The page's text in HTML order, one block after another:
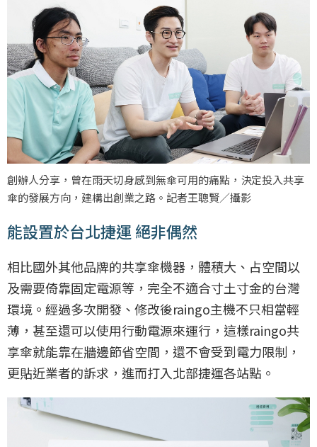
創辦人分享，曾在雨天切身感到無傘可用的痛點，決定投入共享
傘的發展方向，建構出創業之路。記者王聰賢／攝影
能設置於台北捷運 絕非偶然
相比國外其他品牌的共享傘機器，體積大、占空間以
及需要倚靠固定電源等，完全不適合寸土寸金的台灣
環境。經過多次開發、修改後raingo主機不只相當輕
薄，甚至還可以使用行動電源來運行，這樣raingo共
享傘就能靠在牆邊節省空間，還不會受到電力限制，
更貼近業者的訴求，進而打入北部捷運各站點。